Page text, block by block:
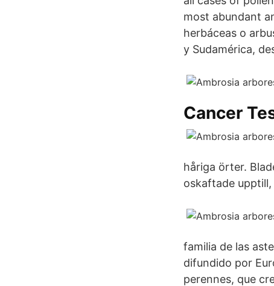
most abundant
herbáceas o
y Sudamérica,
Cancer
håriga örter.
oskaftade
familia de las
difundido por
perennes, que